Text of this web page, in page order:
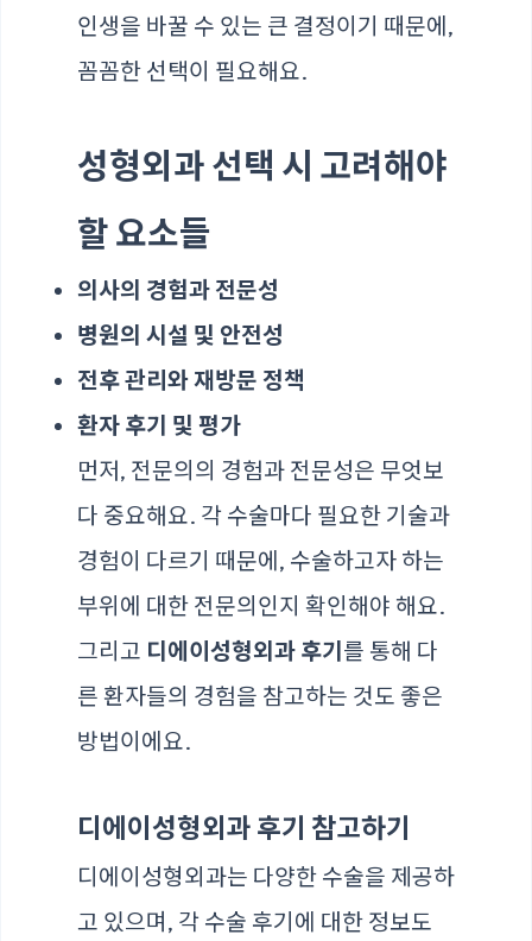
인생을 바꿀 수 있는 큰 결정이기 때문에,
꼼꼼한 선택이 필요해요.
성형외과 선택 시 고려해야
할 요소들
의사의 경험과 전문성
병원의 시설 및 안전성
전후 관리와 재방문 정책
환자 후기 및 평가
먼저, 전문의의 경험과 전문성은 무엇보
다 중요해요. 각 수술마다 필요한 기술과
경험이 다르기 때문에, 수술하고자 하는
부위에 대한 전문의인지 확인해야 해요.
그리고 디에이성형외과 후기 를 통해 다
른 환자들의 경험을 참고하는 것도 좋은
방법이에요.
디에이성형외과 후기 참고하기
디에이성형외과는 다양한 수술을 제공하
고 있으며, 각 수술 후기에 대한 정보도